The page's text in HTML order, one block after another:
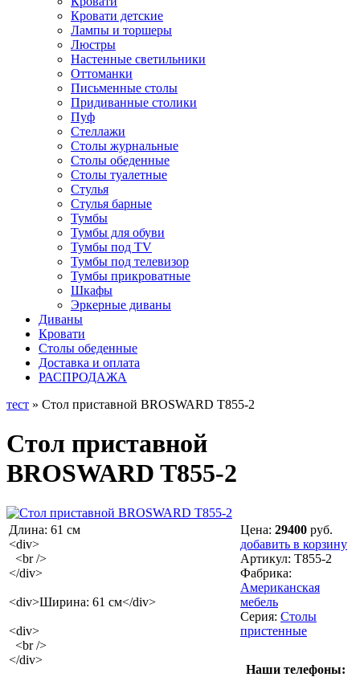
Кровати детские
Лампы и торшеры
Люстры
Настенные светильники
Оттоманки
Письменные столы
Придиванные столики
Пуф
Стеллажи
Столы журнальные
Столы обеденные
Столы туалетные
Стулья
Стулья барные
Тумбы
Тумбы для обуви
Тумбы под TV
Тумбы под телевизор
Тумбы прикроватные
Шкафы
Эркерные диваны
Диваны
Кровати
Столы обеденные
Доставка и оплата
РАСПРОДАЖА
тест » Стол приставной BROSWARD T855-2
Стол приставной
BROSWARD T855-2
Длина: 61 см
<div>
<br />
</div>
<div>Ширина: 61 см</div>
<div>
<br />
</div>
Цена: 29400 руб.
добавить в корзину
Артикул: T855-2
Фабрика:
Американская
мебель
Серия: Столы
пристенные
Наши телефоны: